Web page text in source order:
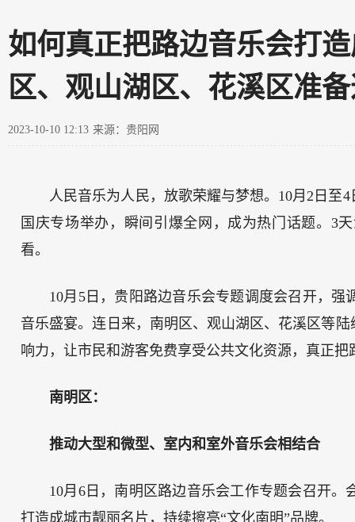
如何真正把路边音乐会打
区、观山湖区、花溪区准
2023-10-10 12:13 来源：贵阳网
人民音乐为人民，放歌荣耀与梦想。10月2日至
国庆专场举办，瞬间引爆全网，成为热门话题。3
看。
10月5日，贵阳路边音乐会专题调度会召开，
音乐盛宴。连日来，南明区、观山湖区、花溪区等
响力，让市民和游客免费享受公共文化资源，真正
南明区：
推动大型和微型、室内和室外音乐会相结合
10月6日，南明区路边音乐会工作专题会召开
打造成城市靓丽名片，持续擦亮“文化南明”品牌。